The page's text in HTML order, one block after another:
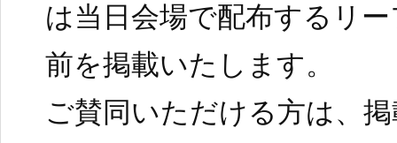
は当日会場で配布するリ
前を掲載いたします。
ご賛同いただける方は、